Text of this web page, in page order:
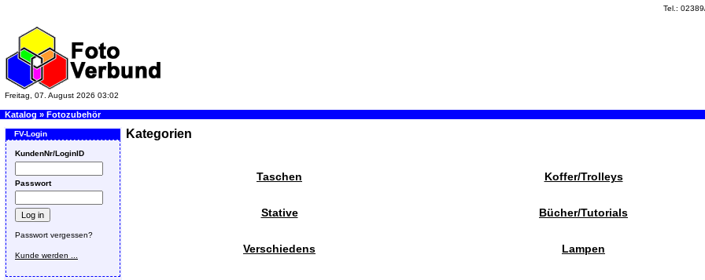
Tel.:
Freitag, 07. August 2026 03:02
Katalog » Fotozubehör
FV-Login
KundenNr/LoginID
Passwort
Passwort vergessen?
Kunde werden ...
Kategorien
Taschen Koffer/Trolleys
Stative Bücher/Tutorials
Verschiedens Lampen